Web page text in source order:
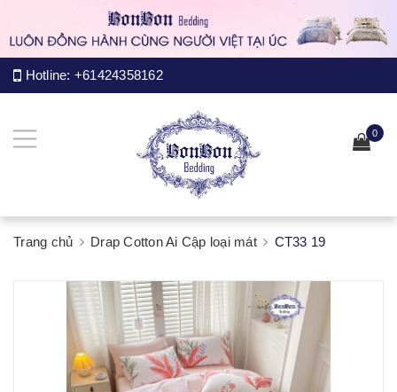
Hotline: +61424358162
0
Trang chủ Drap Cotton Ai Cập loại mát CT33 19